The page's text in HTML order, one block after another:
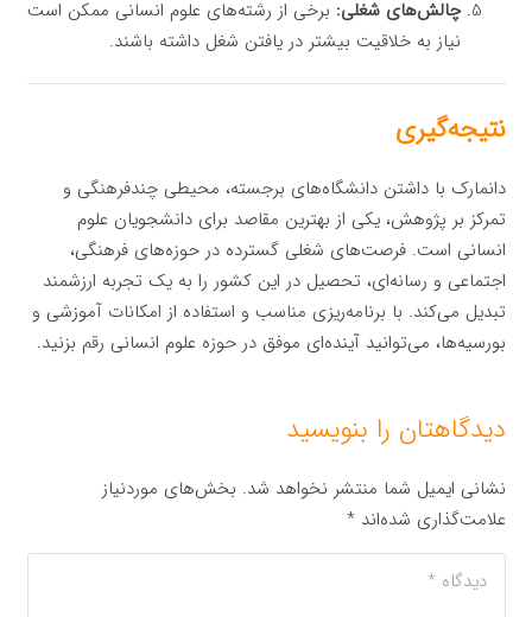
چالش‌های شغلی: برخی از رشته‌های علوم انسانی ممکن است
نیاز به خلاقیت بیشتر در یافتن شغل داشته باشند.
نتیجه‌گیری
دانمارک با داشتن دانشگاه‌های برجسته، محیطی چندفرهنگی و
تمرکز بر پژوهش، یکی از بهترین مقاصد برای دانشجویان علوم
انسانی است. فرصت‌های شغلی گسترده در حوزه‌های فرهنگی،
اجتماعی و رسانه‌ای، تحصیل در این کشور را به یک تجربه ارزشمند
تبدیل می‌کند. با برنامه‌ریزی مناسب و استفاده از امکانات آموزشی و
بورسیه‌ها، می‌توانید آینده‌ای موفق در حوزه علوم انسانی رقم بزنید.
دیدگاهتان را بنویسید
نشانی ایمیل شما منتشر نخواهد شد. بخش‌های موردنیاز
علامت‌گذاری شده‌اند*